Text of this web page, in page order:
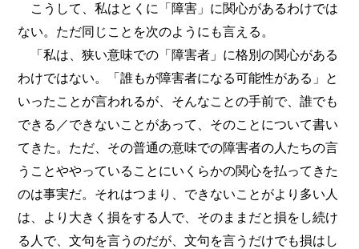
こうして、私はとくに「障害」に関心があるわけでは
ない。ただ同じことを次のようにも言える。
「私は、狭い意味での「障害者」に格別の関心がある
わけではない。「誰もが障害者になる可能性がある」と
いったことが言われるが、そんなことの手前で、誰でも
できる／できないことがあって、そのことについて書い
てきた。ただ、その普通の意味での障害者の人たちの言
うことややっていることにいくらかの関心を払ってきた
のは事実だ。それはつまり、できないことがより多い人
は、より大きく損をする人で、そのままだと損をし続け
る人で、文句を言うのだが、文句を言うだけでも損はし